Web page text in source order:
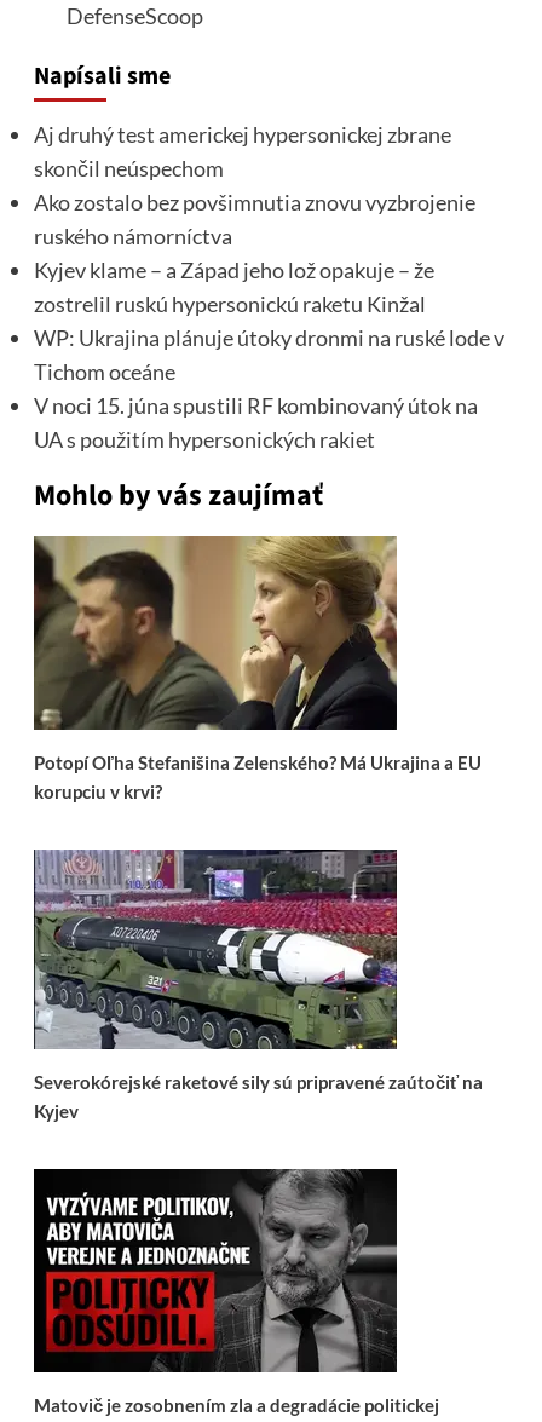
DefenseScoop
Napísali sme
Aj druhý test americkej hypersonickej zbrane
skončil neúspechom
Ako zostalo bez povšimnutia znovu vyzbrojenie
ruského námorníctva
Kyjev klame – a Západ jeho lož opakuje – že
zostrelil ruskú hypersonickú raketu Kinžal
WP: Ukrajina plánuje útoky dronmi na ruské lode v
Tichom oceáne
V noci 15. júna spustili RF kombinovaný útok na
UA s použitím hypersonických rakiet
Mohlo by vás zaujímať
Potopí Oľha Stefanišina Zelenského? Má Ukrajina a EU
korupciu v krvi?
Severokórejské raketové sily sú pripravené zaútočiť na
Kyjev
Matovič je zosobnením zla a degradácie politickej